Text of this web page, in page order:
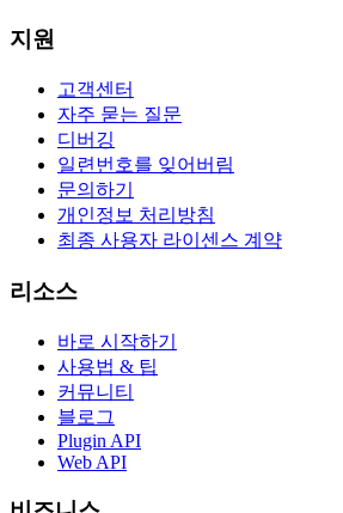
지원
고객센터
자주 묻는 질문
디버깅
일련번호를 잊어버림
문의하기
개인정보 처리방침
최종 사용자 라이센스 계약
리소스
바로 시작하기
사용법 & 팁
커뮤니티
블로그
Plugin API
Web API